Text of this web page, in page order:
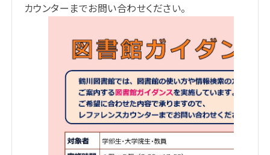
カウンターまでお問い合わせください。